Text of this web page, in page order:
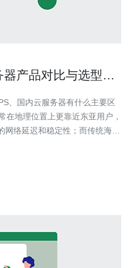
产品对比与选型实
、国内云服务器有什么主要区
在地理位置上更靠近东亚用户，
络延迟和稳定性；而传统海外
国、日本或东南亚，选择韩国